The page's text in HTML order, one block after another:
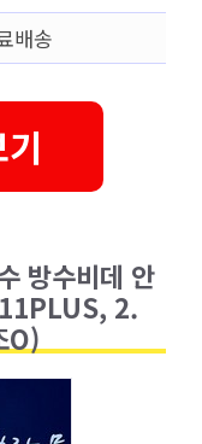
배송
방수비데 안
2.
O)